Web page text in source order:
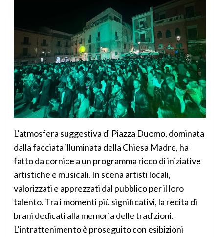
L’atmosfera suggestiva di Piazza Duomo, dominata
dalla facciata illuminata della Chiesa Madre, ha
fatto da cornice a un programma ricco di iniziative
artistiche e musicali. In scena artisti locali,
valorizzati e apprezzati dal pubblico per il loro
talento. Tra i momenti più significativi, la recita di
brani dedicati alla memoria delle tradizioni.
L’intrattenimento è proseguito con esibizioni